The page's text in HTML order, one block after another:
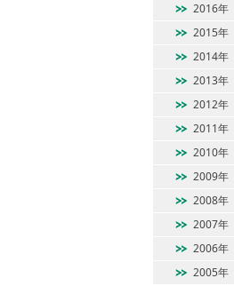
2016年
2015年
2014年
2013年
2012年
2011年
2010年
2009年
2008年
2007年
2006年
2005年